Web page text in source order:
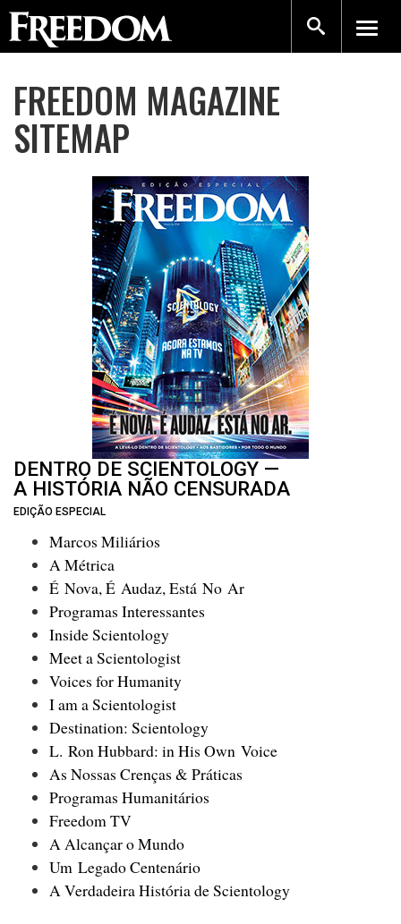
FREEDOM MAGAZINE
SITEMAP
DENTRO DE SCIENTOLOGY —
A HISTÓRIA NÃO CENSURADA
EDIÇÃO ESPECIAL
Marcos Miliários
A Métrica
É Nova, É Audaz, Está No Ar
Programas Interessantes
Inside Scientology
Meet a Scientologist
Voices for Humanity
I am a Scientologist
Destination: Scientology
L. Ron Hubbard: in His Own Voice
As Nossas Crenças & Práticas
Programas Humanitários
Freedom TV
A Alcançar o Mundo
Um Legado Centenário
A Verdadeira História de Scientology